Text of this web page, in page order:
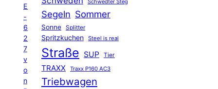
E
-
6
2
7
v
o
n
Schwedter Steg
Segeln Sommer
Sonne Splitter
Spritzkuchen Steel is real
Straße SUP Tier
TRAXX Traxx P160 AC3
Triebwagen